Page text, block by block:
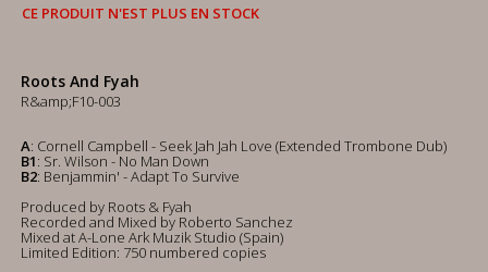
CE PRODUIT N'EST PLUS EN STOCK
Roots And Fyah
R&amp;F10-003
A: Cornell Campbell - Seek Jah Jah Love (Extended Trombone Dub)
B1: Sr. Wilson - No Man Down
B2: Benjammin' - Adapt To Survive
Produced by Roots & Fyah
Recorded and Mixed by Roberto Sanchez
Mixed at A-Lone Ark Muzik Studio (Spain)
Limited Edition: 750 numbered copies